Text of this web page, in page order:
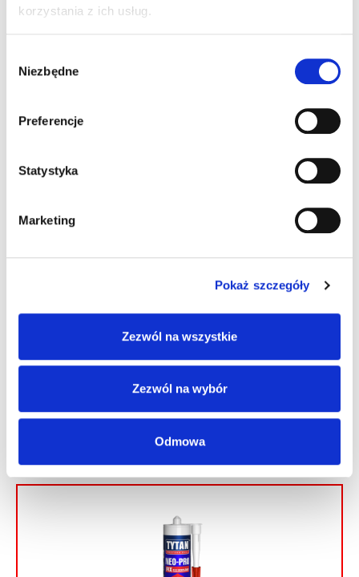
korzystania z ich usług.
zgody
Niezbędne
Preferencje
Statystyka
Marketing
Pokaż szczegóły
Zezwól na wszystkie
Zezwól na wybór
Odmowa
Grupa C